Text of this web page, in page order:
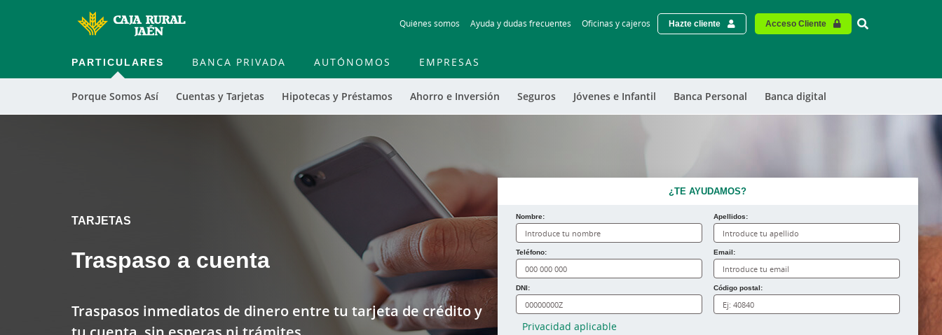
to
contentt
Quiénes somos Ayuda y dudas frecuentes Oficinas y cajeros Hazte cliente Acceso Cliente Vinculo -
PARTICULARES
Porque Somos Así Cuentas y Tarjetas Hipotecas y Préstamos Ahorro e Inversión Seguros Jóvenes e Infantil Banca Personal Banca digital
BANCA PRIVADA AUTÓNOMOS EMPRESAS
TARJETAS
Traspaso a cuenta
Traspasos inmediatos de dinero entre tu tarjeta de crédito y
¿TE AYUDAMOS?
Nombre:
¿Cómo te llamas?
Apellidos:
Teléfono: Email:
DNI: Código postal:
Privacidad aplicable